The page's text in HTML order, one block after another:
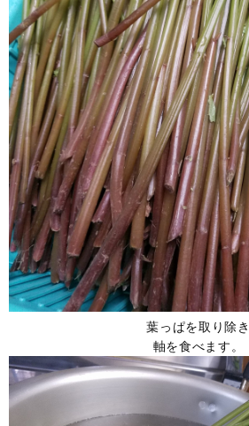
葉っぱを取り除き
軸を食べます。